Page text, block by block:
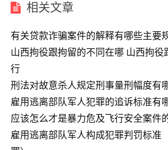
相关文章
有关贷款诈骗案件的解释有哪些主要
山西拘役跟拘留的不同在哪 山西拘役
行
刑法对故意杀人规定刑事量刑幅度有
雇用逃离部队军人犯罪的追诉标准有
应该怎么才是暴力危及飞行安全案件
雇用逃离部队军人构成犯罪判罚标准